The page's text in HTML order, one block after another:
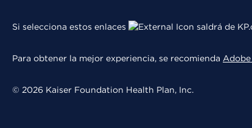
Si selecciona estos enlaces saldrá de
Para obtener la mejor experiencia, se recomienda
© 2026 Kaiser Foundation Health Plan, Inc.